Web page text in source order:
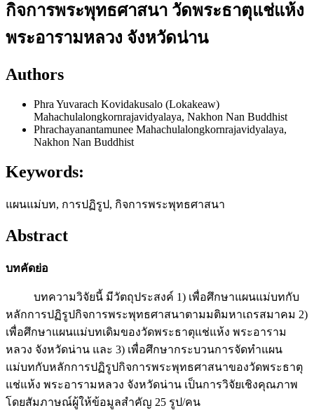
กิจการพระพุทธศาสนา วัดพระธาตุแช่แห้ง
พระอารามหลวง จังหวัดน่าน
Authors
Phra Yuvarach Kovidakusalo (Lokakeaw)
Mahachulalongkornrajavidyalaya, Nakhon Nan Buddhist
Phrachayanantamunee Mahachulalongkornrajavidyalaya,
Nakhon Nan Buddhist
Keywords:
แผนแม่บท, การปฏิรูป, กิจการพระพุทธศาสนา
Abstract
บทคัดย่อ
บทความวิจัยนี้ มีวัตถุประสงค์ 1) เพื่อศึกษาแผนแม่บทกับ
หลักการปฏิรูปกิจการพระพุทธศาสนาตามมติมหาเถรสมาคม 2)
เพื่อศึกษาแผนแม่บทเดิมของวัดพระธาตุแช่แห้ง พระอาราม
หลวง จังหวัดน่าน และ 3) เพื่อศึกษากระบวนการจัดทำแผน
แม่บทกับหลักการปฏิรูปกิจการพระพุทธศาสนาของวัดพระธาตุ
แช่แห้ง พระอารามหลวง จังหวัดน่าน เป็นการวิจัยเชิงคุณภาพ
โดยสัมภาษณ์ผู้ให้ข้อมูลสำคัญ 25 รูป/คน